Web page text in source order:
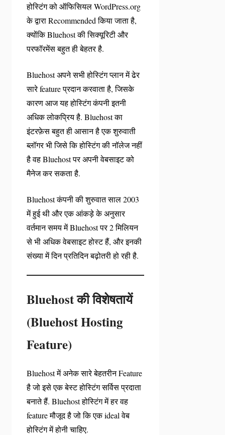
होस्टिंग को ऑफिसियल WordPress.org
के द्वारा Recommended किया जाता है,
क्योंकि Bluehost की सिक्यूरिटी और
परफॉरमेंस बहुत ही बेहतर है.
Bluehost अपने सभी होस्टिंग प्लान में ढेर
सारे feature प्रदान करवाता है, जिसके
कारण आज यह होस्टिंग कंपनी इतनी
अधिक लोकप्रिय है. Bluehost का
इंटरफ़ेस बहुत ही आसान है एक शुरुवाती
ब्लॉगर भी जिसे कि होस्टिंग की नॉलेज नहीं
है वह Bluehost पर अपनी वेबसाइट को
मैनेज कर सकता है.
Bluehost कंपनी की शुरुवात साल 2003
में हुई थी और एक आंकड़े के अनुसार
वर्तमान समय में Bluehost पर 2 मिलियन
से भी अधिक वेबसाइट होस्ट हैं, और इनकी
संख्या में दिन प्रतिदिन बढ़ोतरी हो रही है.
Bluehostकी विशेषतायें
(Bluehost Hosting
Feature)
Bluehost में अनेक सारे बेहतरीन Feature
है जो इसे एक बेस्ट होस्टिंग सर्विस प्रदाता
बनाते हैं. Bluehost होस्टिंग में हर वह
feature मौजूद है जो कि एक ideal वेब
होस्टिंग में होनी चाहिए.